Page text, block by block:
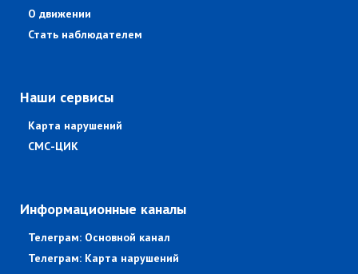
О движении
Стать наблюдателем
Наши сервисы
Карта нарушений
СМС-ЦИК
Информационные каналы
Телеграм: Основной канал
Телеграм: Карта нарушений